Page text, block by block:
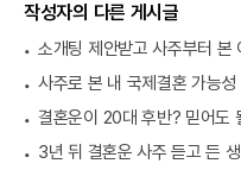
작성자의 다른 게시글
소개팅 제안받고 사주부터 본
사주로 본 내 국제결혼 가능성
결혼운이 20대 후반? 믿어도
3년 뒤 결혼운 사주 듣고 든